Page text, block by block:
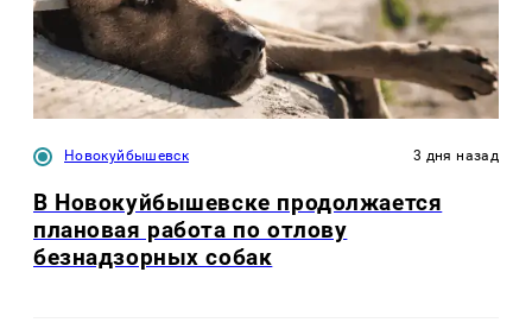
Новокуйбышевск 3 дня назад
В Новокуйбышевске продолжается
плановая работа по отлову
безнадзорных собак